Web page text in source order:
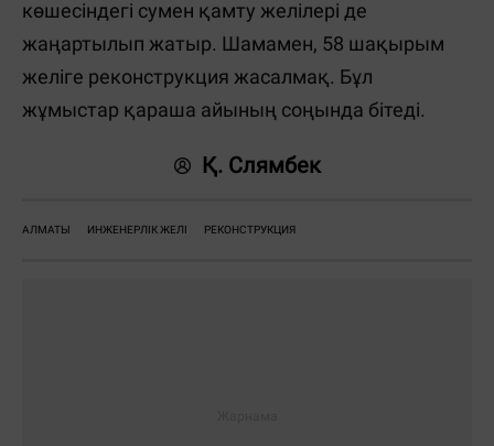
көшесіндегі сумен қамту желілері де
жаңартылып жатыр. Шамамен, 58 шақырым
желіге реконструкция жасалмақ. Бұл
жұмыстар қараша айының соңында бітеді.
Қ. Слямбек
АЛМАТЫ ИНЖЕНЕРЛІК ЖЕЛІ РЕКОНСТРУКЦИЯ